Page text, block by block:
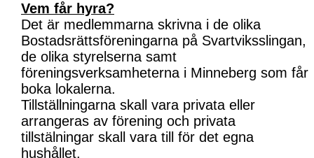
Vem får hyra?
Det är medlemmarna skrivna i de olika
Bostadsrättsföreningarna på Svartviksslingan,
de olika styrelserna samt
föreningsverksamheterna i Minneberg som får
boka lokalerna.
Tillställningarna skall vara privata eller
arrangeras av förening och privata
tillstälningar skall vara till för det egna
hushållet.